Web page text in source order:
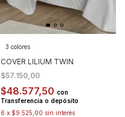
3 colores
COVER LILIUM TWIN
$57.150,00
$48.577,50 con
Transferencia o depósito
6 x $9.525,00 sin interés